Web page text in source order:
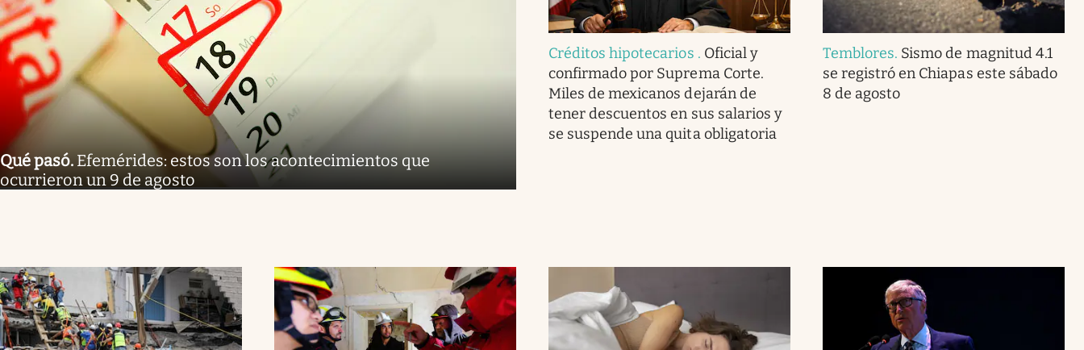
Qué pasó. Efemérides: estos son los acontecimientos que
ocurrieron un 9 de agosto
Créditos hipotecarios . Oficial y
confirmado por Suprema Corte.
Miles de mexicanos dejarán de
tener descuentos en sus salarios y
se suspende una quita obligatoria
Temblores. Sismo de magnitud 4.1
se registró en Chiapas este sábado
8 de agosto